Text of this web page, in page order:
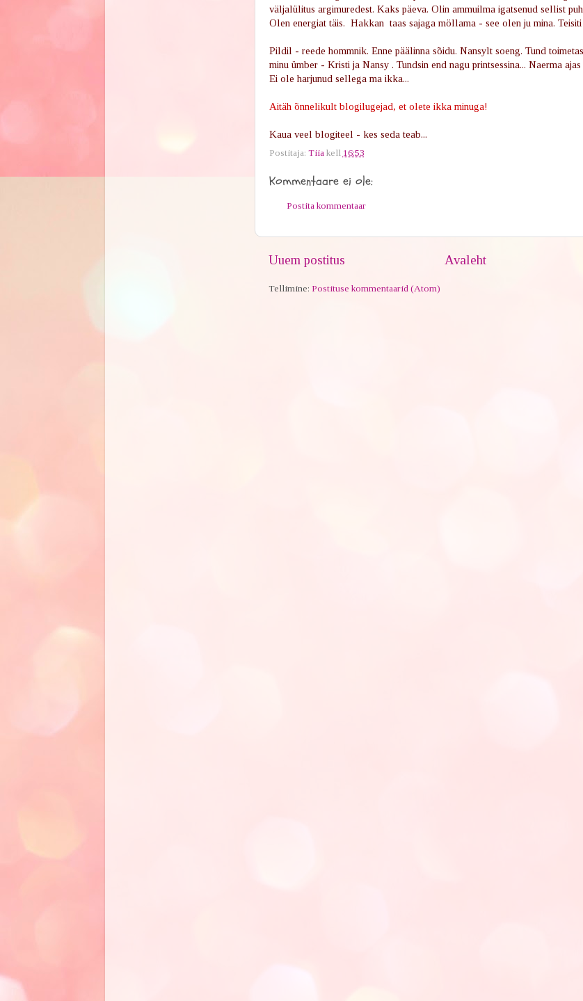
väljalülitus argimuredest. Kaks päeva. Olin ammuilma igatsenud sellist
Olen energiat täis. Hakkan taas sajaga möllama - see olen ju mina.
Pildil - reede hommnik. Enne päälinna sõidu. Nansylt soeng. Tund
minu ümber - Kristi ja Nansy . Tundsin end nagu printsessina... Naerma
Ei ole harjunud sellega ma ikka...
Aitäh õnnelikult blogilugejad, et olete ikka minuga!
Kaua veel blogiteel - kes seda teab...
Postitaja: Tiia kell 16:53
Kommentaare ei ole:
Postita kommentaar
Uuem postitus Avaleht
Tellimine: Postituse kommentaarid (Atom)